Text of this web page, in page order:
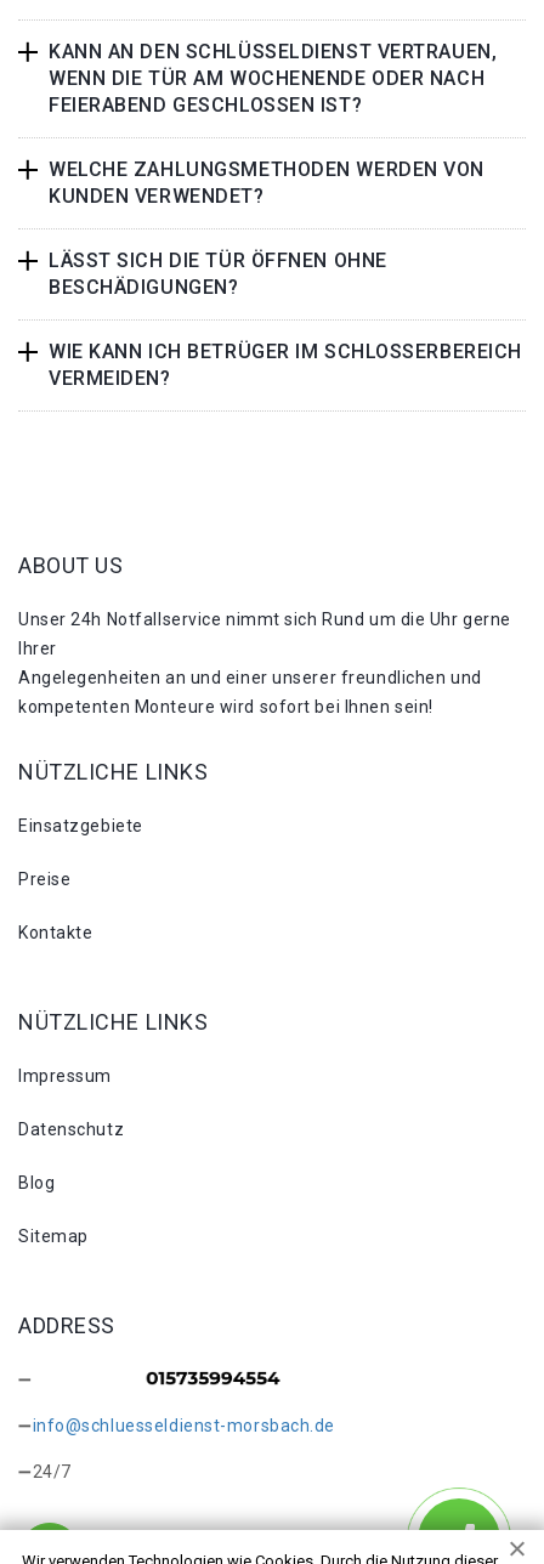
KANN AN DEN SCHLÜSSELDIENST VERTRAUEN,
WENN DIE TÜR AM WOCHENENDE ODER NACH
FEIERABEND GESCHLOSSEN IST?
WELCHE ZAHLUNGSMETHODEN WERDEN VON
KUNDEN VERWENDET?
LÄSST SICH DIE TÜR ÖFFNEN OHNE
BESCHÄDIGUNGEN?
WIE KANN ICH BETRÜGER IM SCHLOSSERBEREICH
VERMEIDEN?
ABOUT US
Unser 24h Notfallservice nimmt sich Rund um die Uhr gerne
Ihrer
Angelegenheiten an und einer unserer freundlichen und
kompetenten Monteure wird sofort bei Ihnen sein!
NÜTZLICHE LINKS
Einsatzgebiete
Preise
Kontakte
NÜTZLICHE LINKS
Impressum
Datenschutz
Blog
Sitemap
ADDRESS
info@schluesseldienst-morsbach.de
24/7